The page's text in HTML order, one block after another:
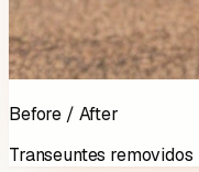
Before / After
Transeuntes removidos